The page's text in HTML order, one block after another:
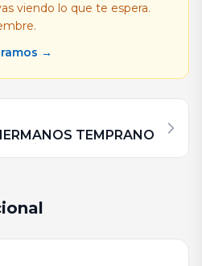
viendo lo que te espera.
→
TEMPRANO